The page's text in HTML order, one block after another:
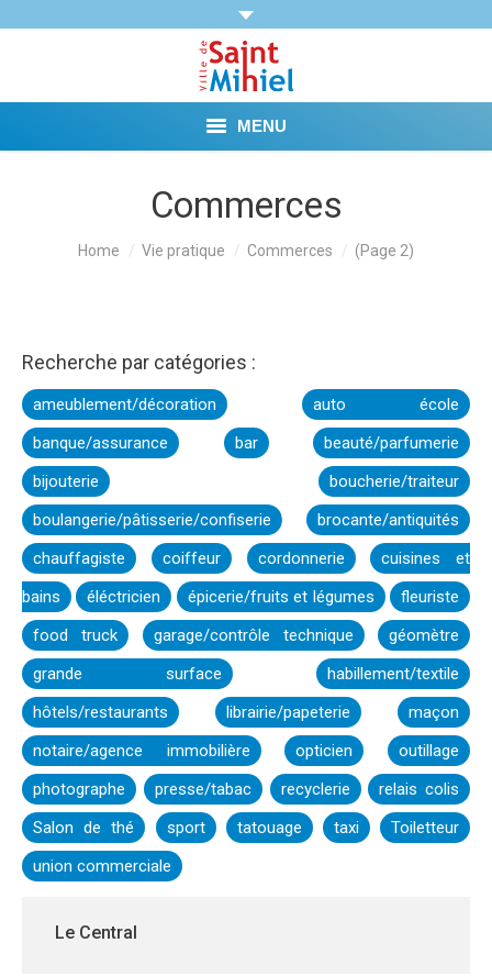
MENU
Agenda
Vie municipale
Loisirs
Tourisme et Mémoire
Commerces
You are here:
Home Vie pratique Commerces (Page 2)
Recherche par catégories :
ameublement/décoration
auto école
banque/assurance
bar
beauté/parfumerie
bijouterie
boucherie/traiteur
boulangerie/pâtisserie/confiserie
brocante/antiquités
chauffagiste
coiffeur cordonnerie
cuisines et
bains
éléctricien épicerie/fruits et légumes
fleuriste
food truck
garage/contrôle technique
géomètre
grande surface
habillement/textile
hôtels/restaurants
librairie/papeterie
maçon
notaire/agence immobilière
opticien
outillage
photographe
presse/tabac recyclerie
relais colis
Salon de thé
sport tatouage taxi
Toiletteur
union commerciale
Le Central